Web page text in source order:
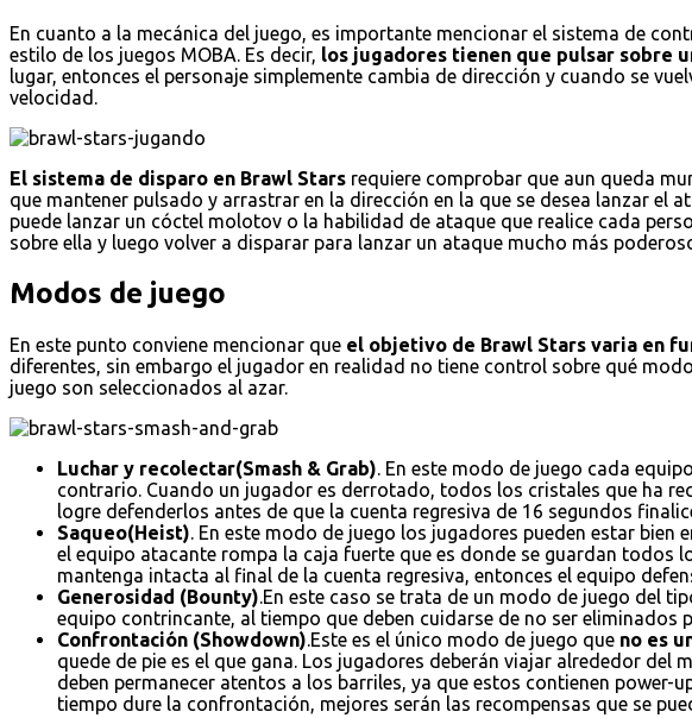
En cuanto a la mecánica del juego, es importante mencionar el sistema de
estilo de los juegos MOBA. Es decir, los jugadores tienen que pulsar sobre
lugar, entonces el personaje simplemente cambia de dirección y cuando se
velocidad.
El sistema de disparo en Brawl Stars requiere comprobar que aun queda
que mantener pulsado y arrastrar en la dirección en la que se desea lanzar el
puede lanzar un cóctel molotov o la habilidad de ataque que realice cada
sobre ella y luego volver a disparar para lanzar un ataque mucho más
Modos de juego
En este punto conviene mencionar que el objetivo de Brawl Stars varia en
diferentes, sin embargo el jugador en realidad no tiene control sobre qué
juego son seleccionados al azar.
Luchar y recolectar(Smash & Grab). En este modo de juego cada
contrario. Cuando un jugador es derrotado, todos los cristales que ha
logre defenderlos antes de que la cuenta regresiva de 16 segundos
Saqueo(Heist). En este modo de juego los jugadores pueden estar bien
el equipo atacante rompa la caja fuerte que es donde se guardan todos
mantenga intacta al final de la cuenta regresiva, entonces el equipo
Generosidad (Bounty).En este caso se trata de un modo de juego del
equipo contrincante, al tiempo que deben cuidarse de no ser
Confrontación (Showdown).Este es el único modo de juego que no es
quede de pie es el que gana. Los jugadores deberán viajar alrededor
deben permanecer atentos a los barriles, ya que estos contienen
tiempo dure la confrontación, mejores serán las recompensas que se